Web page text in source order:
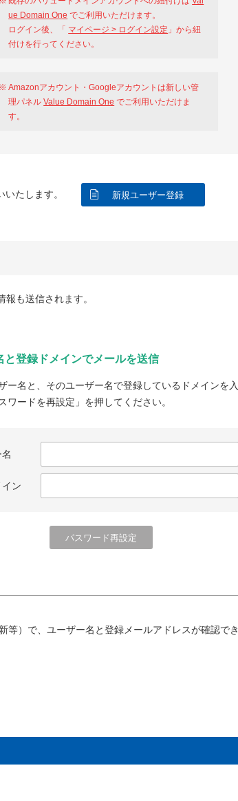
ue Domain One でご利用いただけます。
ログイン後、「 マイページ > ログイン設定 」から紐
付けを行ってください。
Amazonアカウント・Googleアカウントは新しい管
理パネルValue Domain One でご利用いただけま
す。
たします。 新規ユーザー登録
も送信されます。
と登録ドメインでメールを送信
ー名と、そのユーザー名で登録しているドメインを
ワードを再設定」を押してください。
ン
）で、ユーザー名と登録メールアドレスが確認で